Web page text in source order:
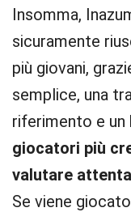
Insomma,
sicuramente
più giovani,
semplice, una
riferimento e un
giocatori più
valutare
Se viene